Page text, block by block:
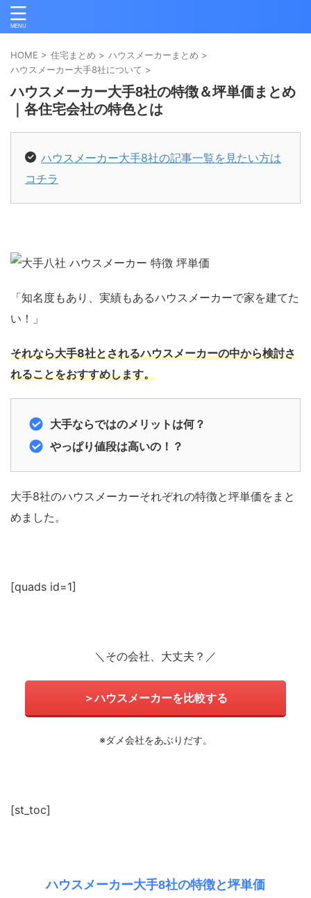
HOME > 住宅まとめ > ハウスメーカーまとめ >
ハウスメーカー大手8社について >
ハウスメーカー大手8社の特徴＆坪単価まとめ
｜各住宅会社の特色とは
ハウスメーカー大手8社の記事一覧を見たい方は
コチラ
「知名度もあり、実績もあるハウスメーカーで家を建てた
い！」
それなら大手8社とされるハウスメーカーの中から検討さ
れることをおすすめします。
大手ならではのメリットは何？
やっぱり値段は高いの！？
大手8社のハウスメーカーそれぞれの特徴と坪単価をまと
めました。
[quads id=1]
＼その会社、大丈夫？／
＞ハウスメーカーを比較する
※ダメ会社をあぶりだす。
[st_toc]
ハウスメーカー大手8社の特徴と坪単価